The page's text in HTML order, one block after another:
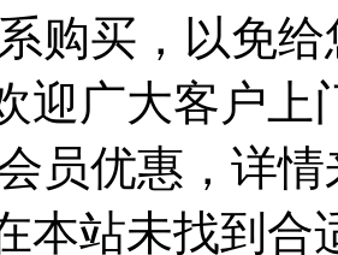
购买，以免
迎广大客户
员优惠，详
本站未找到